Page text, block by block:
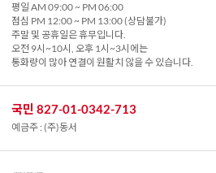
평일 AM 09:00 ~ PM 06:00
점심 PM 12:00 ~ PM 13:00 (상담불가)
주말 및 공휴일은 휴무입니다.
오전 9시~10시, 오후 1시~3시에는
통화량이 많아 연결이 원활치 않을 수 있습니다.
국민 827-01-0342-713
예금주 : (주)동서